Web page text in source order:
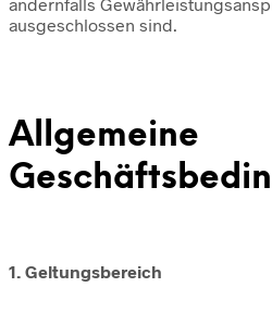
ausgeschlossen sind.
Allgemeine
1. Geltungsbereich